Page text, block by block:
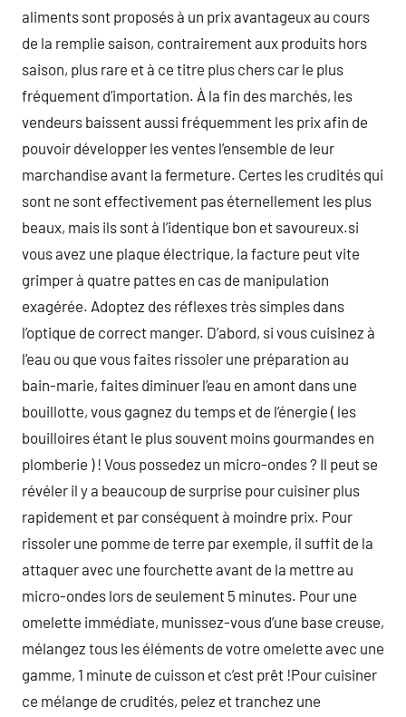
aliments sont proposés à un prix avantageux au cours
de la remplie saison, contrairement aux produits hors
saison, plus rare et à ce titre plus chers car le plus
fréquement d’importation. À la fin des marchés, les
vendeurs baissent aussi fréquemment les prix afin de
pouvoir développer les ventes l’ensemble de leur
marchandise avant la fermeture. Certes les crudités qui
sont ne sont effectivement pas éternellement les plus
beaux, mais ils sont à l’identique bon et savoureux.si
vous avez une plaque électrique, la facture peut vite
grimper à quatre pattes en cas de manipulation
exagérée. Adoptez des réflexes très simples dans
l’optique de correct manger. D’abord, si vous cuisinez à
l’eau ou que vous faites rissoler une préparation au
bain-marie, faites diminuer l’eau en amont dans une
bouillotte, vous gagnez du temps et de l’énergie ( les
bouilloires étant le plus souvent moins gourmandes en
plomberie ) ! Vous possedez un micro-ondes ? Il peut se
révéler il y a beaucoup de surprise pour cuisiner plus
rapidement et par conséquent à moindre prix. Pour
rissoler une pomme de terre par exemple, il suffit de la
attaquer avec une fourchette avant de la mettre au
micro-ondes lors de seulement 5 minutes. Pour une
omelette immédiate, munissez-vous d’une base creuse,
mélangez tous les éléments de votre omelette avec une
gamme, 1 minute de cuisson et c’est prêt !Pour cuisiner
ce mélange de crudités, pelez et tranchez une